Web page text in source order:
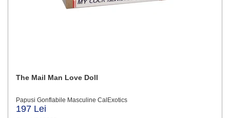
The Mail Man Love Doll
Papusi Gonflabile Masculine CalExotics
197 Lei